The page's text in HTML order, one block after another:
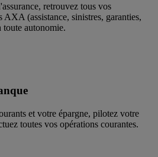
retrouvez tous vos
AXA (assistance, sinistres, garanties,
autonomie.
et votre épargne, pilotez votre
toutes vos opérations courantes.